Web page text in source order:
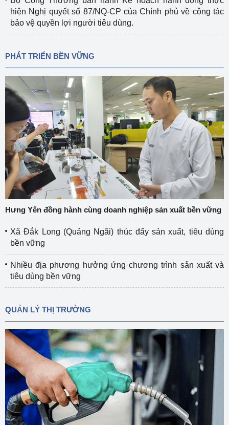
hiện Nghị quyết số 87/NQ-CP của Chính phủ về công tác
bảo vệ quyền lợi người tiêu dùng.
PHÁT TRIỂN BỀN VỮNG
Hưng Yên đồng hành cùng doanh nghiệp sản xuất bền vững
Xã Đắk Long (Quảng Ngãi) thúc đẩy sản xuất, tiêu dùng
bền vững
Nhiều địa phương hưởng ứng chương trình sản xuất và
tiêu dùng bền vững
QUẢN LÝ THỊ TRƯỜNG